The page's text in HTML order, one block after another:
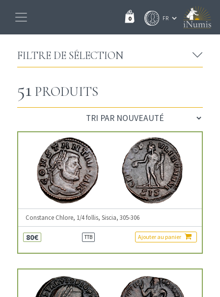
0
FILTRE DE SÉLECTION
51 PRODUITS
Constance Chlore, 1/4 follis, Siscia, 305-306
80€ TTB Ajouter au panier